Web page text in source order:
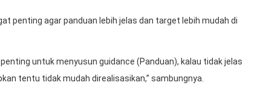
penting agar panduan lebih jelas dan target lebih mudah di
untuk menyusun guidance (Panduan), kalau tidak jelas
tentu tidak mudah direalisasikan,” sambungnya.